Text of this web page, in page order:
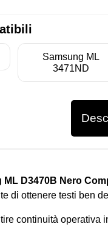
Samsung ML
3471ND
ML D3470B Nero
di ottenere testi ben
continuità operativa